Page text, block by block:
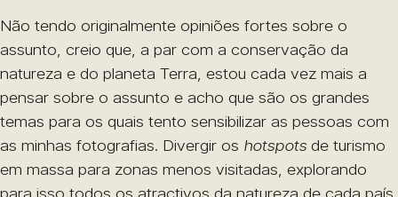
Não tendo originalmente opiniões fortes sobre o
assunto, creio que, a par com a conservação da
natureza e do planeta Terra, estou cada vez mais a
pensar sobre o assunto e acho que são os grandes
temas para os quais tento sensibilizar as pessoas com
as minhas fotografias. Divergir os hotspots de turismo
em massa para zonas menos visitadas, explorando
para isso todos os atractivos da natureza de cada país